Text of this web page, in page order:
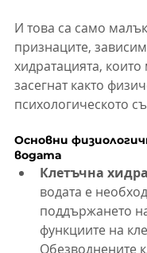
И това са само
признаците,
хидратацията, които
засегнат както
психологическото
Основни
водата
Клетъчна
водата е
поддържането
функциите на
Обезводнените